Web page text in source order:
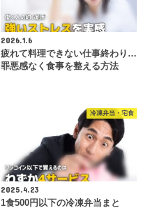
2026.1.6
疲れて料理できない仕事終わり…
罪悪感なく食事を整える方法
冷凍弁当・宅食
2025.4.23
1食500円以下の冷凍弁当まと